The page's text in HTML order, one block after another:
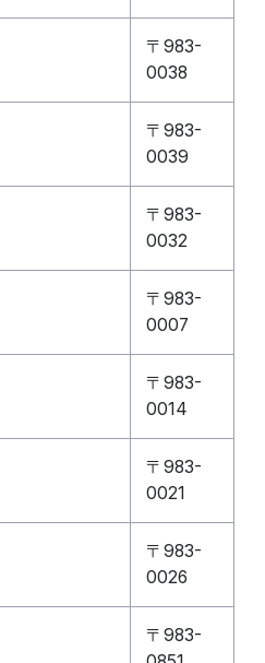
〒983-
0038
〒983-
0039
〒983-
0032
〒983-
0007
〒983-
0014
〒983-
0021
〒983-
0026
〒983-